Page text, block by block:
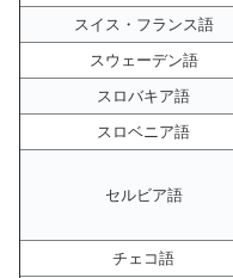
スイス・フランス語
スウェーデン語
スロバキア語
スロベニア語
セルビア語
チェコ語